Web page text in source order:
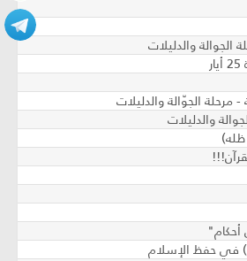
والدليلات
مرحلة الجوّالة والدليلات
والدليلات
ظله)
في حفظ الإسلام